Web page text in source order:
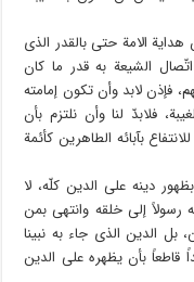
الامة حتى بالقدر الذی
الشیعة به قدر ما کان
فإذن لابد وأن تکون إمامته
فلابدّ لنا وأن نلتزم بأن
بآبائه الطاهرین کأئمة
دینه على الدین کلّه، لا
إلى خلقه وانتهى بمن
بل الدین الذی جاء به نبینا
قاطعاً بأن یظهره على الدین